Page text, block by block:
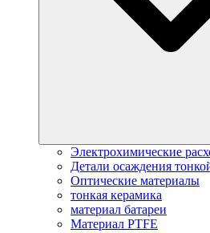
Электрохимические
Детали осаждения
Оптические материалы
тонкая керамика
материал батареи
Материал PTFE